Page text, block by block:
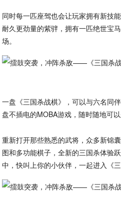
同时每一匹座驾也会让玩家拥有新技
耐久更劲量的紫骍，拥有一匹绝世宝
场。
一盘《三国杀战棋》，可以与六名同
盘不插电的MOBA游戏，随时随地可以
重新打开那些熟悉的武将，众多新锦
图和多功能棋子，全新的三国杀体验
中，快叫上你的小伙伴，一起进入《